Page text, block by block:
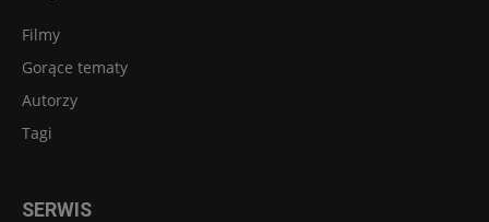
Filmy
Gorące tematy
Autorzy
Tagi
SERWIS